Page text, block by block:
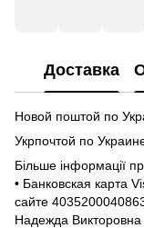
Доставка
Новой поштой по
Укрпочтой по
Більше інформації
• Банковская карта
сайте
Надежда Викторовна